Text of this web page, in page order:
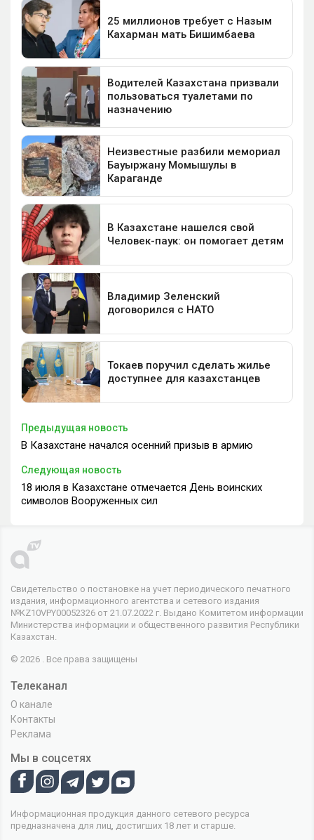
Предыдущая новость
В Казахстане начался осенний призыв в армию
Следующая новость
18 июля в Казахстане отмечается День воинских
символов Вооруженных сил
Свидетельство о постановке на учет периодического печатного
издания, информационного агентства и сетевого издания
№KZ10VPY00052326 от 21.07.2022 г. Выдано Комитетом информации
Министерства информации и общественного развития Республики
Казахстан.
© 2026 . Все права защищены
Телеканал
О канале
Контакты
Реклама
Мы в соцсетях
Информационная продукция данного сетевого ресурса
предназначена для лиц, достигших 18 лет и старше.